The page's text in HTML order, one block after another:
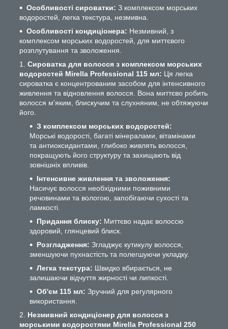
Особливості сироватки: З комплексом морських
водоростей, легка текстура, незмивна.
Особливості кондиціонера: Незмивний, з
комплексом морських водоростей, для миттєвого
розплутування та зволоження.
Сироватка для волосся з комплексом морських
водоростей Mirella Professional 115 мл: Ця легка
сироватка є концентрованим засобом для інтенсивного
живлення та відновлення волосся. Вона миттєво робить
волосся м'яким, блискучим та слухняним, не обтяжуючи
його.
З комплексом морських водоростей:
Морські водорості, багаті мінералами, вітамінами
та антиоксидантами, глибоко живлять волосся,
покращують його структуру та захищають від
зовнішніх впливів.
Інтенсивне живлення та зволоження:
Насичує волосся необхідними поживними
речовинами та вологою, запобігаючи сухості та
ламкості.
Придання блиску: Миттєво надає волоссю
здоровий, глянцевий блиск.
Розгладження: Згладжує кутикулу волосся,
зменшуючи пухнастість та полегшуючи укладку.
Легка текстура: Швидко вбирається, не
залишаючи відчуття жирності чи липкості.
Об'єм 115 мл: Зручний для регулярного
використання.
Незмивний кондиціонер для волосся з
морськими водоростями Mirella Professional 250